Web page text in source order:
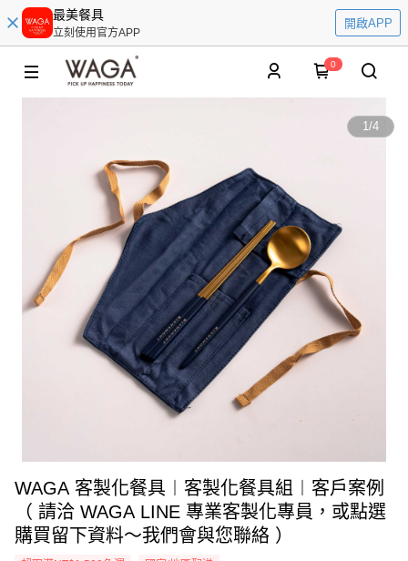
最美餐具
立刻使用官方APP
開啟APP
0
1/4
WAGA 客製化餐具︱客製化餐具組︱客戶案例
（ 請洽 WAGA LINE 專業客製化專員，或點選
購買留下資料～我們會與您聯絡 ）